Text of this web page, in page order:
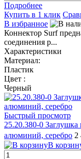
Подробнее
Купить в 1 клик
В избранное
Коннектор Surf
соединения р...
Характеристики
Материал:
Пластик
Цвет :
Черный
Быстрый просмотр
25.20.380-0
алюминий, серебро 2
В